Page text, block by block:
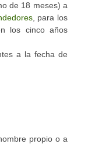
de 18 meses) a
, para los
los cinco años
a la fecha de
propio o a